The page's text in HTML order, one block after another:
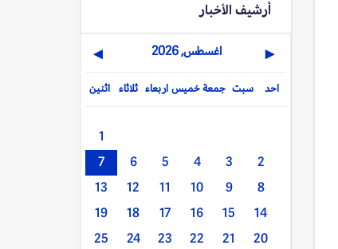
أرشيف الأخبار
◀ اغسطس, 2026 ▶
اثنين ثلاثاء اربعاء خميس جمعة سبت احد
1
2
3
4
5
6
7
8
9
10
11
12
13
14
15
16
17
18
19
20
21
22
23
24
25